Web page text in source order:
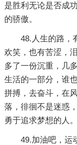
是胜利无论是否成
的骄傲。
48.人生的路，
欢笑，也有苦涩，
多了一份沉重，几
生活的一部分，谁
拼搏，去奋斗，在
落，徘徊不是迷惑
勇于追求梦想的人。
49.加油吧，运